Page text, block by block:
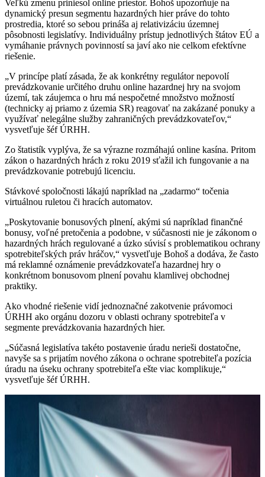
Veľkú zmenu priniesol online priestor. Bohoš upozorňuje na
dynamický presun segmentu hazardných hier práve do tohto
prostredia, ktoré so sebou prináša aj relativizáciu územnej
pôsobnosti legislatívy. Individuálny prístup jednotlivých štátov EÚ a
vymáhanie právnych povinností sa javí ako nie celkom efektívne
riešenie.
„V princípe platí zásada, že ak konkrétny regulátor nepovolí
prevádzkovanie určitého druhu online hazardnej hry na svojom
území, tak záujemca o hru má nespočetné množstvo možností
(technicky aj priamo z územia SR) reagovať na zakázané ponuky a
využívať nelegálne služby zahraničných prevádzkovateľov,“
vysvetľuje šéf ÚRHH.
Zo štatistík vyplýva, že sa výrazne rozmáhajú online kasína. Pritom
zákon o hazardných hrách z roku 2019 sťažil ich fungovanie a na
prevádzkovanie potrebujú licenciu.
Stávkové spoločnosti lákajú napríklad na „zadarmo“ točenia
virtuálnou ruletou či hracích automatov.
„Poskytovanie bonusových plnení, akými sú napríklad finančné
bonusy, voľné pretočenia a podobne, v súčasnosti nie je zákonom o
hazardných hrách regulované a úzko súvisí s problematikou ochrany
spotrebiteľských práv hráčov,“ vysvetľuje Bohoš a dodáva, že často
má reklamné oznámenie prevádzkovateľa hazardnej hry o
konkrétnom bonusovom plnení povahu klamlivej obchodnej
praktiky.
Ako vhodné riešenie vidí jednoznačné zakotvenie právomoci
ÚRHH ako orgánu dozoru v oblasti ochrany spotrebiteľa v
segmente prevádzkovania hazardných hier.
„Súčasná legislatíva takéto postavenie úradu nerieši dostatočne,
navyše sa s prijatím nového zákona o ochrane spotrebiteľa pozícia
úradu na úseku ochrany spotrebiteľa ešte viac komplikuje,“
vysvetľuje šéf ÚRHH.